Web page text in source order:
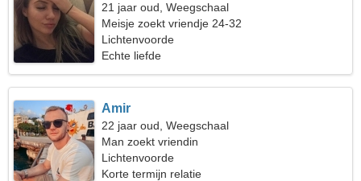
21 jaar oud, Weegschaal
Meisje zoekt vriendje 24-32
Lichtenvoorde
Echte liefde
Amir
22 jaar oud, Weegschaal
Man zoekt vriendin
Lichtenvoorde
Korte termijn relatie